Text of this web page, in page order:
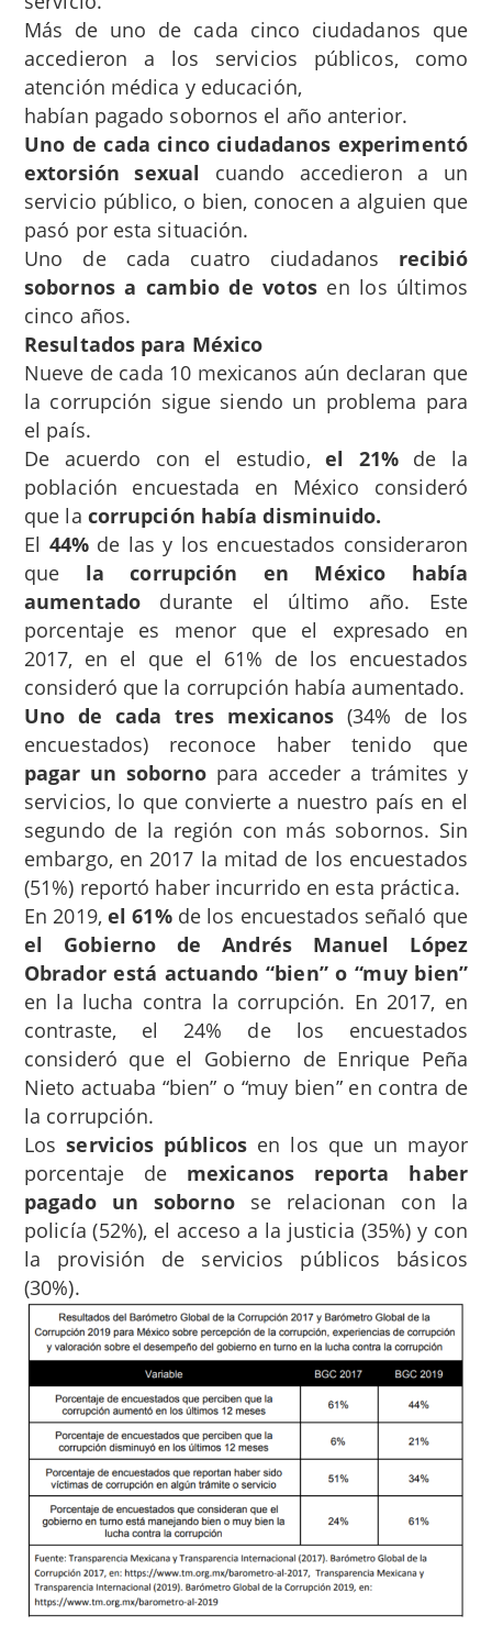
Más de uno de cada cinco ciudadanos que
accedieron a los servicios públicos, como
atención médica y educación,
habían pagado sobornos el año anterior.
Uno de cada cinco ciudadanos experimentó
extorsión sexual cuando accedieron a un
servicio público, o bien, conocen a alguien que
pasó por esta situación.
Uno de cada cuatro ciudadanos recibió
sobornos a cambio de votosen los últimos
cinco años.
Resultados para México
Nueve de cada 10 mexicanos aún declaran que
la corrupción sigue siendo un problema para
el país.
De acuerdo con el estudio, el 21%de la
población encuestada en México consideró
que la corrupción había disminuido.
El 44%de las y los encuestados consideraron
que la corrupción en México había
aumentadodurante el último año. Este
porcentaje es menor que el expresado en
2017, en el que el 61% de los encuestados
consideró que la corrupción había aumentado.
Uno de cada tres mexicanos (34% de los
encuestados) reconoce haber tenido que
pagar un soborno para acceder a trámites y
servicios, lo que convierte a nuestro país en el
segundo de la región con más sobornos. Sin
embargo, en 2017 la mitad de los encuestados
(51%) reportó haber incurrido en esta práctica.
En 2019,el 61%de los encuestados señaló que
el Gobierno de Andrés Manuel López
Obrador está actuando “bien” o “muy bien”
en la lucha contra la corrupción. En 2017, en
contraste, el 24% de los encuestados
consideró que el Gobierno de Enrique Peña
Nieto actuaba “bien” o “muy bien” en contra de
la corrupción.
Losservicios públicos en los que un mayor
porcentaje de mexicanos reporta haber
pagado un sobornose relacionan con la
policía (52%), el acceso a la justicia (35%) y con
la provisión de servicios públicos básicos
(30%).